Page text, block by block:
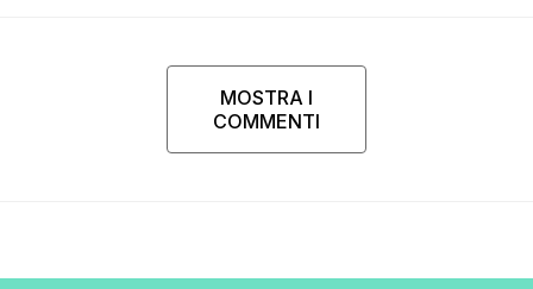
MOSTRA I
COMMENTI